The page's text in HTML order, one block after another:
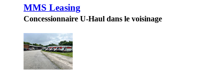
MMS Leasing
Concessionnaire U-Haul dans le voisinage